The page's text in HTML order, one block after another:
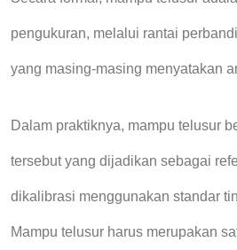
pengukuran, melalui rantai
yang masing-masing menyatakan
Dalam praktiknya, mampu telusur
tersebut yang dijadikan sebagai
dikalibrasi menggunakan standar
Mampu telusur harus merupakan